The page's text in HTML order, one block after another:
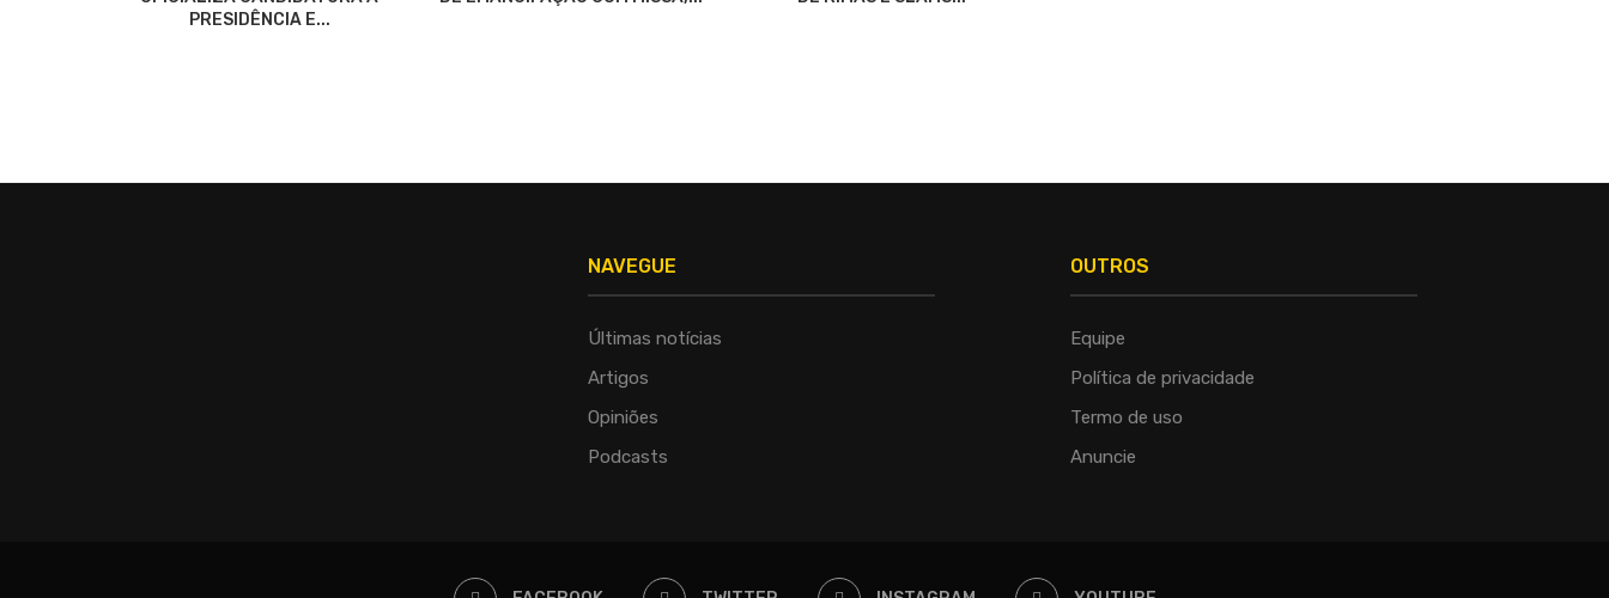
PRESIDÊNCIA E...
NAVEGUE
Últimas notícias
Artigos
Opiniões
Podcasts
OUTROS
Equipe
Política de privacidade
Termo de uso
Anuncie